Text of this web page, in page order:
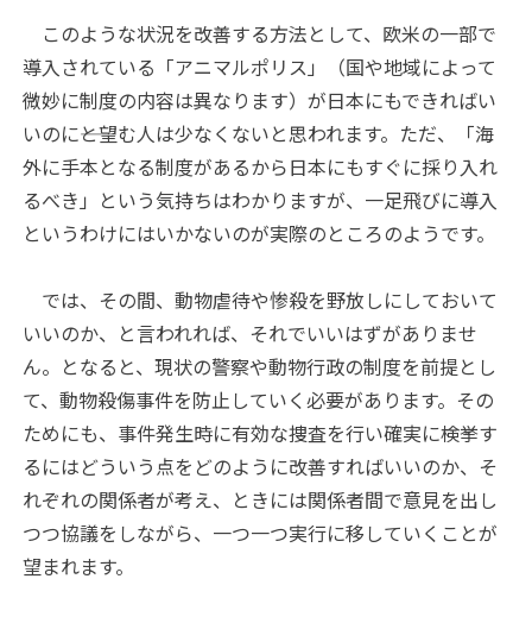
このような状況を改善する方法として、欧米の一部で
導入されている「アニマルポリス」（国や地域によって
微妙に制度の内容は異なります）が日本にもできればい
いのに――と望む人は少なくないと思われます。ただ、「海
外に手本となる制度があるから日本にもすぐに採り入れ
るべき」という気持ちはわかりますが、一足飛びに導入
というわけにはいかないのが実際のところのようです。
では、その間、動物虐待や惨殺を野放しにしておいて
いいのか、と言われれば、それでいいはずがありませ
ん。となると、現状の警察や動物行政の制度を前提とし
て、動物殺傷事件を防止していく必要があります。その
ためにも、事件発生時に有効な捜査を行い確実に検挙す
るにはどういう点をどのように改善すればいいのか、そ
れぞれの関係者が考え、ときには関係者間で意見を出し
つつ協議をしながら、一つ一つ実行に移していくことが
望まれます。